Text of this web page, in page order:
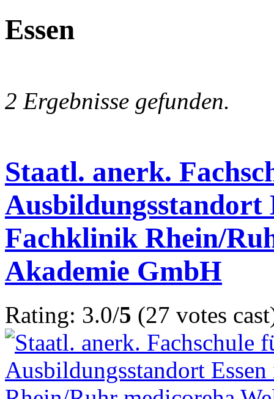
Essen
2 Ergebnisse gefunden.
Staatl. anerk.
Ausbildungsstandort
Fachklinik Rhein/
Akademie GmbH
Rating: 3.0/5 (27 votes